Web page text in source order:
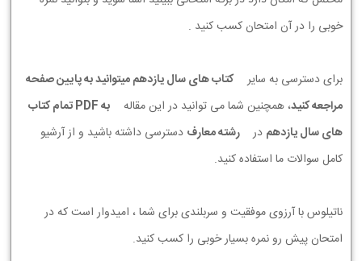
خوبی را در آن امتحان کسب کنید .
برای دسترسی به سایر
کتاب های سال یازدهم میتوانید به پایین صفحه
مراجعه کنید، همچنین شما می توانید در این مقاله
به PDF تمام کتاب
های سال یازدهم در رشته معارف دسترسی داشته باشید و از آرشیو
کامل سوالات ما استفاده کنید.
ناتیلوس با آرزوی موفقیت و سربلندی برای شما ، امیدوار است که در
امتحان پیش رو نمره بسیار خوبی را کسب کنید.